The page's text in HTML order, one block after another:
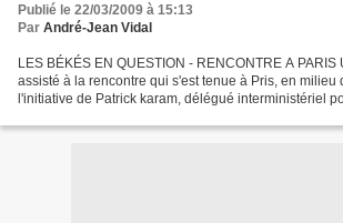
Publié le 22/03/2009 à 15:13
Par André-Jean Vidal
LES BÉKÉS EN QUESTION - RENCONTRE A
assisté à la rencontre qui s'est tenue à Pris, en milieu
l'initiative de Patrick karam, délégué interministériel